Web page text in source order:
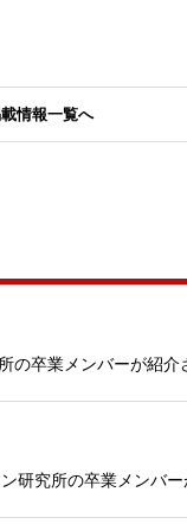
情報一覧へ
の卒業メンバーが紹介
研究所の卒業メンバ